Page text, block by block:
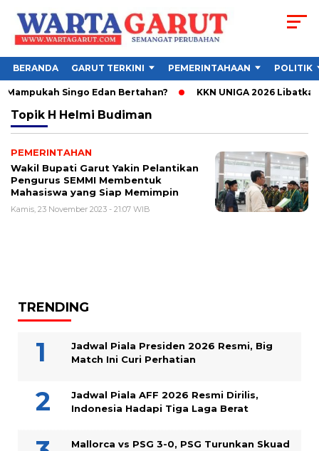
BERANDA GARUT TERKINI PEMERINTAHAAN POLITIK
Singo Edan Bertahan? KKN UNIGA 2026
Topik H Helmi Budiman
PEMERINTAHAN
Wakil Bupati Garut Yakin Pelantikan
Pengurus SEMMI Membentuk
Mahasiswa yang Siap Memimpin
Kamis, 23 November 2023 - 21:07 WIB
TRENDING
Jadwal Piala Presiden 2026 Resmi, Big
Match Ini Curi Perhatian
Jadwal Piala AFF 2026 Resmi Dirilis,
Indonesia Hadapi Tiga Laga Berat
Mallorca vs PSG 3-0, PSG Turunkan Skuad